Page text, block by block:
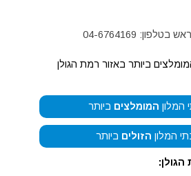
04-6764169
ביותר באזור רמת הגולן
המלון המומלצים ביותר
המלון הזולים ביותר
הגולן: